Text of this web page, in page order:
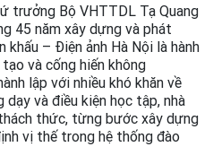
trưởng Bộ VHTTDL Tạ Quang
45 năm xây dựng và phát
– Điện ảnh Hà Nội là hành
và cống hiến không
lập với nhiều khó khăn về
và điều kiện học tập, nhà
thức, từng bước xây dựng
vị thế trong hệ thống đào